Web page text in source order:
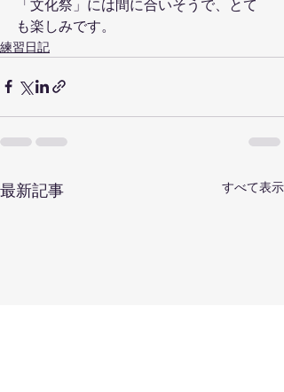
「文化祭」には間に合いそうで、とて
も楽しみです。
練習日記
最新記事 すべて表示